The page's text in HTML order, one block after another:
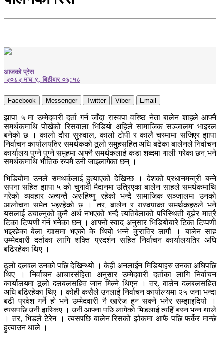
आजको प्रेस
२०८२ माघ ९, बिहीबार ०६:५८
Facebook Messenger Twitter Viber Email
झापा ५ मा उम्मेदवारी दर्ता गर्न जाँदा रास्वपा वरिष्ठ नेता बालेन शाहले आफ्नै
समर्थकमाथि पोखेको रिसवाला भिडियो अहिले सामाजिक सञ्जालमा भाइरल
बनेको छ । कालो दौरा सुरुवाल, कालो टोपी र कालै चस्मामा सजिएर झापा
निर्वाचन कार्यालयतिर समर्थकको ठूलो समुहसहित अघि बढेका बालेनले निर्वाचन
कार्यालय पुग्ने पुग्ने समुहमा आफ्नै समर्थकलाई कडा शब्दमा गाली गरेका छन् भने
समर्थकमाथि भौतिक रुपमै उनी जाइलागेका छन् ।
भिडियोमा उनले समथर्कलाई हुत्याएको देखिन्छ । देशको प्रधानमन्त्री बन्ने
सपना सहित झापा ५ को चुनावी मैदानमा उत्रिएका बालेन साहले समर्थकमाथि
गरेको व्यवहार अत्यन्तै असहिष्णु रहेको भन्दै सामाजिक सञ्जालमा उनको
आलोचना समेत भइरहेको छ । तर, बालेन र रास्वपाका समर्थकहरुले भने
यसलाई उचाल्नुको कुनै अर्थ नभएको भन्दै त्यतिबेलाको परिस्थिती बुझेर मात्रै
टिका टिप्पणी गर्न भनेका छन् । आफ्नो स्वाद अनुसार भिडियोबारे टिका टिप्पणी
भइरहेका बेला खासमा भएको के थियो भन्ने कुरातिर लागौं । बालेन साह
उम्मेदवारी दर्ताका लागि शक्ति प्रदर्शन सहित निर्वाचन कार्यालयतिर अघि
बढिरहेका थिए ।
ठूलो दलबल उनको पछि देखिन्थ्यो । केही अनलाईन मिडियाहरु उनका अघिपछि
थिए । निर्वाचन आचारसंहिता अनुसार उम्मेदवारी दर्ताका लागि निर्वाचन
कार्यालयमा ठूलो दलबलसहित जान मिल्ने थिएन । तर, बालेन दलबलसहित
अघि बढिरहेका थिए । कोही कसैले उनलाई निर्वाचन कार्यालयमा २५ जना भन्दा
बढी प्रवेश गर्ने हो भने उम्मेदवारी नै खारेज हुन सक्ने भनेर सम्झाइदियो ।
त्यसपछि उनी झस्किए । उनी आफ्ना पछि लागेको भिडलाई त्यहिँ बस्न भन्न थाले
। तर, भिडले टेरेन । त्यसपछि बालेन रिसको झोकमा आफैं पछि फर्केर मान्छे
हुत्याउन थाले ।